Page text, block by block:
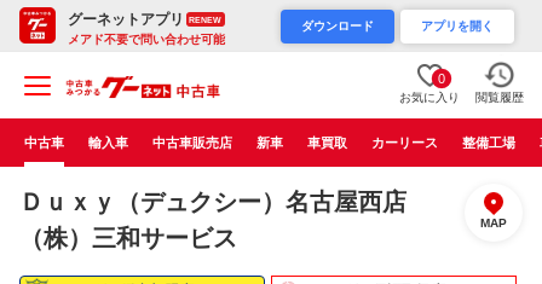
グーネットアプリ RENEW
メアド不要で問い合わせ可能
ダウンロード アプリを開く
0
お気に入り 閲覧履歴
中古車 輸入車 中古車販売店 新車 車買取 カーリース 整備工場
Ｄｕｘｙ（デュクシー）名古屋西店
（株）三和サービス
MAP